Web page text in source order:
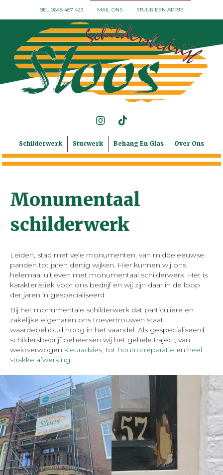
BEL 0648 467 423 MAIL ONS STUUR EEN APPJE
Schilderwerk Stucwerk Behang En Glas Over Ons
Monumentaal
schilderwerk
Leiden, stad met vele monumenten, van middeleeuwse
panden tot jaren dertig wijken. Hier kunnen wij ons
helemaal uitleven met monumentaal schilderwerk. Het is
karakteristiek voor ons bedrijf en wij zijn daar in de loop
der jaren in gespecialiseerd.
Bij het monumentale schilderwerk dat particuliere en
zakelijke eigenaren ons toevertrouwen staat
waardebehoud hoog in het vaandel. Als gespecialiseerd
schildersbedrijf beheersen wij het gehele traject, van
weloverwogen kleuradvies, tot houtrotreparatie en heel
strakke afwerking.